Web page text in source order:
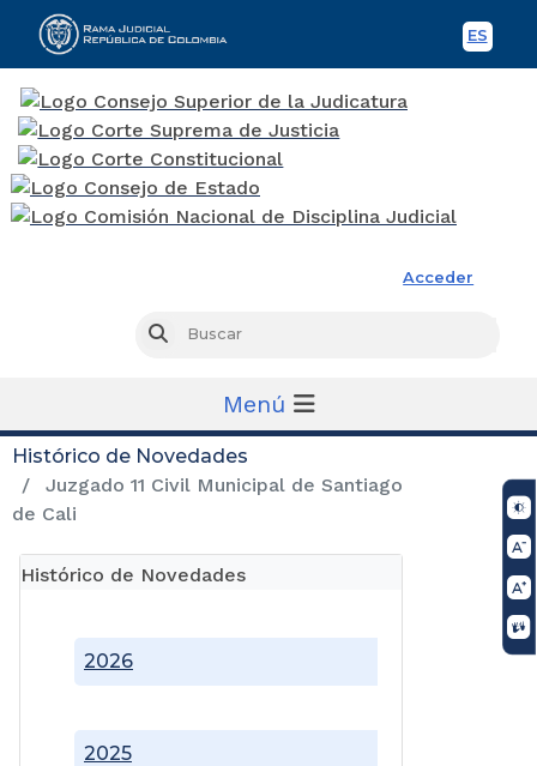
ES
Acceder
Buscar
Menú
Histórico de Novedades
Juzgado 11 Civil Municipal de Santiago
de Cali
Histórico de Novedades
2025
2026